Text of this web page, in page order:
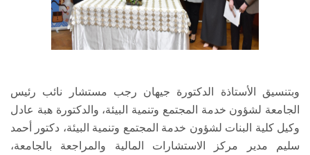
وبتنسيق الأستاذة الدكتورة جيهان رجب مستشار نائب رئيس
الجامعة لشؤون خدمة المجتمع وتنمية البيئة، والدكتورة هبة عادل
وكيل كلية البنات لشؤون خدمة المجتمع وتنمية البيئة، دكتور أحمد
سليم مدير مركز الاستشارات المالية والمراجعة بالجامعة،